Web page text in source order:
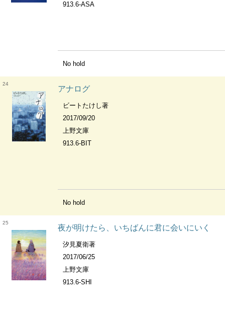
913.6-ASA
No hold
24
アナログ
ビートたけし著
2017/09/20
上野文庫
913.6-BIT
No hold
25
夜が明けたら、いちばんに君に会いにいく
汐見夏衛著
2017/06/25
上野文庫
913.6-SHI